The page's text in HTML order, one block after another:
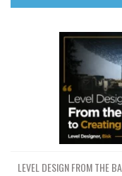
LEVEL DESIGN FROM THE